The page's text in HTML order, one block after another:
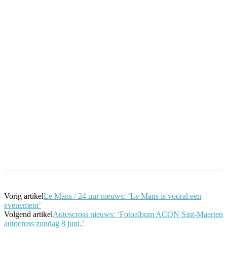
Vorig artikelLe Mans / 24 uur nieuws: ‘Le Mans is vooral een
evenement’
Volgend artikelAutoscross nieuws: ‘Fotoalbum ACON Sint-Maarten
autocross zondag 8 juni.’